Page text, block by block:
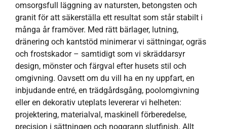
omsorgsfull läggning av natursten, betongsten och
granit för att säkerställa ett resultat som står stabilt i
många år framöver. Med rätt bärlager, lutning,
dränering och kantstöd minimerar vi sättningar, ogräs
och frostskador – samtidigt som vi skräddarsyr
design, mönster och färgval efter husets stil och
omgivning. Oavsett om du vill ha en ny uppfart, en
inbjudande entré, en trädgårdsgång, poolomgivning
eller en dekorativ uteplats levererar vi helheten:
projektering, materialval, maskinell förberedelse,
precision i sättningen och noggrann slutfinish. Allt